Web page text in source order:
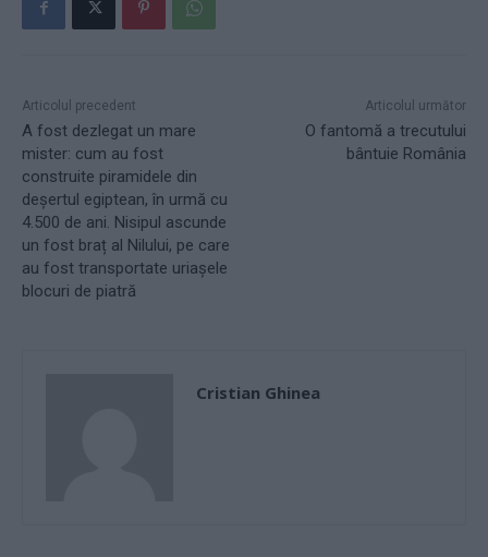
Articolul precedent
A fost dezlegat un mare
mister: cum au fost
construite piramidele din
deșertul egiptean, în urmă cu
4.500 de ani. Nisipul ascunde
un fost braț al Nilului, pe care
au fost transportate uriașele
blocuri de piatră
Articolul următor
O fantomă a trecutului
bântuie România
Cristian Ghinea